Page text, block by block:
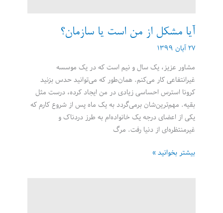
آیا مشکل از من است یا سازمان؟
۲۷ آبان ۱۳۹۹
مشاور عزیز، یک سال و نیم است که در یک موسسه
غیرانتفاعی کار می‌کنم. همان‌طور که می‌توانید حدس بزنید
کرونا استرس احساسی زیادی در من ایجاد کرده، درست مثل
بقیه. مهم‌ترین‌شان برمی‌گردد به یک ماه پس از شروع کارم که
یکی از اعضای درجه یک خانواده‌ام به طرز دردناک و
غیرمنتظره‌ای از دنیا رفت. مرگ
آیا
بیشتر بخوانید »